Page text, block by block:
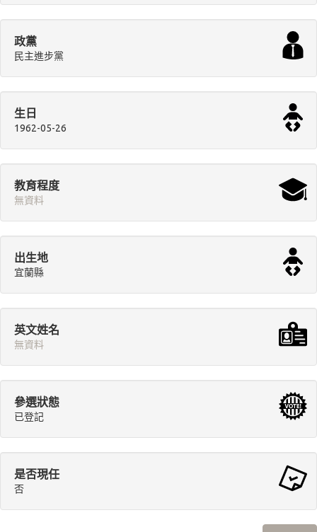
政黨
民主進步黨
生日
1962-05-26
教育程度
無資料
出生地
宜蘭縣
英文姓名
無資料
參選狀態
已登記
是否現任
否